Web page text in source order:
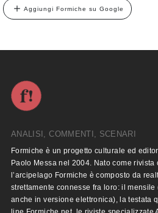
Aggiungi Formiche su Google
ANALISI, COMMENTI, SCENARI
Formiche è un progetto culturale ed
Paolo Messa nel 2004. Nato come rivista
l’arcipelago Formiche è composto da
strettamente connesse fra loro: il
anche in versione elettronica), la testata